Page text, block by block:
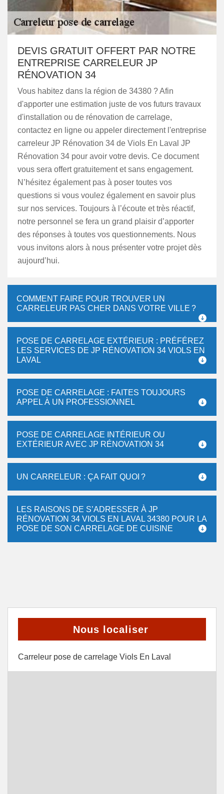
DEVIS GRATUIT OFFERT PAR NOTRE
ENTREPRISE CARRELEUR JP
RÉNOVATION 34
Vous habitez dans la région de 34380 ? Afin
d'apporter une estimation juste de vos futurs travaux
d'installation ou de rénovation de carrelage,
contactez en ligne ou appeler directement l'entreprise
carreleur JP Rénovation 34 de Viols En Laval JP
Rénovation 34 pour avoir votre devis. Ce document
vous sera offert gratuitement et sans engagement.
N’hésitez également pas à poser toutes vos
questions si vous voulez également en savoir plus
sur nos services. Toujours à l’écoute et très réactif,
notre personnel se fera un grand plaisir d’apporter
des réponses à toutes vos questionnements. Nous
vous invitons alors à nous présenter votre projet dès
aujourd’hui.
COMMENT FAIRE POUR TROUVER UN
CARRELEUR PAS CHER DANS VOTRE VILLE ?
POSE DE CARRELAGE EXTÉRIEUR : PRÉFÉREZ
LES SERVICES DE JP RÉNOVATION 34 VIOLS EN
LAVAL
POSE DE CARRELAGE : FAITES TOUJOURS
APPEL À UN PROFESSIONNEL
POSE DE CARRELAGE INTÉRIEUR OU
EXTÉRIEUR AVEC JP RÉNOVATION 34
UN CARRELEUR : ÇA FAIT QUOI ?
LES RAISONS DE S’ADRESSER À JP
RÉNOVATION 34 VIOLS EN LAVAL 34380 POUR LA
POSE DE SON CARRELAGE DE CUISINE
Nous localiser
Carreleur pose de carrelage Viols En Laval